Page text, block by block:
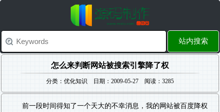
站内搜索
怎么来判断网站被搜索引擎降了权
分类：优化知识 日期：2009-05-27 阅读：3285
前一段时间得知了一个天大的不幸消息，我的网站被百度降权